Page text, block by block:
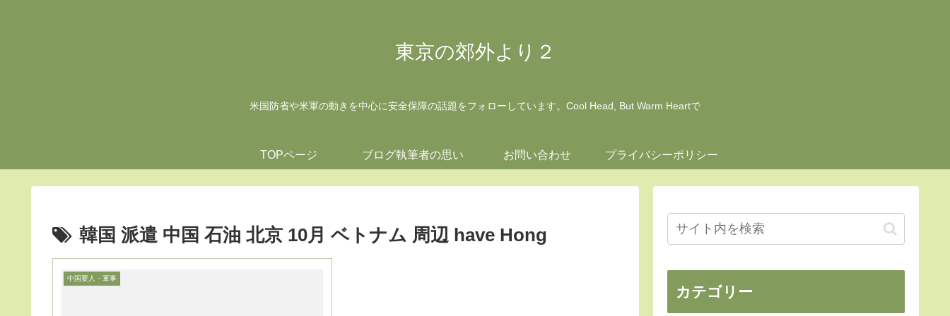
東京の郊外より２
米国防省や米軍の動きを中心に安全保障の話題をフォローしています。Cool Head, But Warm Heartで
TOPページ ブログ執筆者の思い お問い合わせ プライバシーポリシー
韓国 派遣 中国 石油 北京 10月 ベトナム 周辺 have Hong
中国要人・軍事
カテゴリー